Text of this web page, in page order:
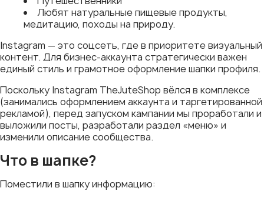
Любят натуральные пищевые продукты,
медитацию, походы на природу.
Instagram — это соцсеть, где в приоритете визуальный
контент. Для бизнес-аккаунта стратегически важен
единый стиль и грамотное оформление шапки профиля.
Поскольку Instagram TheJuteShop вёлся в комплексе
(занимались оформлением аккаунта и таргетированной
рекламой), перед запуском кампании мы проработали и
выложили посты, разработали раздел «меню» и
изменили описание сообщества.
Что в шапке?
Поместили в шапку информацию: